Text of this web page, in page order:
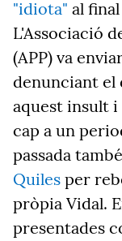
"idiota" al
L'Associació
(APP) va
denunciant el
aquest insult i
cap a un
passada també
Quiles per
pròpia Vidal.
presentades